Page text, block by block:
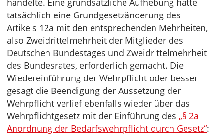
handelte. Eine grundsätzliche Aufhebung hätte
tatsächlich eine Grundgesetzänderung des
Artikels 12a mit den entsprechenden Mehrheiten,
also Zweidrittelmehrheit der Mitglieder des
Deutschen Bundestages und Zweidrittelmehrheit
des Bundesrates, erforderlich gemacht. Die
Wiedereinführung der Wehrpflicht oder besser
gesagt die Beendigung der Aussetzung der
Wehrpflicht verlief ebenfalls wieder über das
Wehrpflichtgesetz mit der Einführung des „§ 2a
Anordnung der Bedarfswehrpflicht durch Gesetz“: